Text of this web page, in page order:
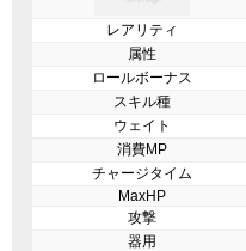
レアリティ
属性
ロールボーナス
スキル種
ウェイト
消費MP
チャージタイム
MaxHP
攻撃
器用